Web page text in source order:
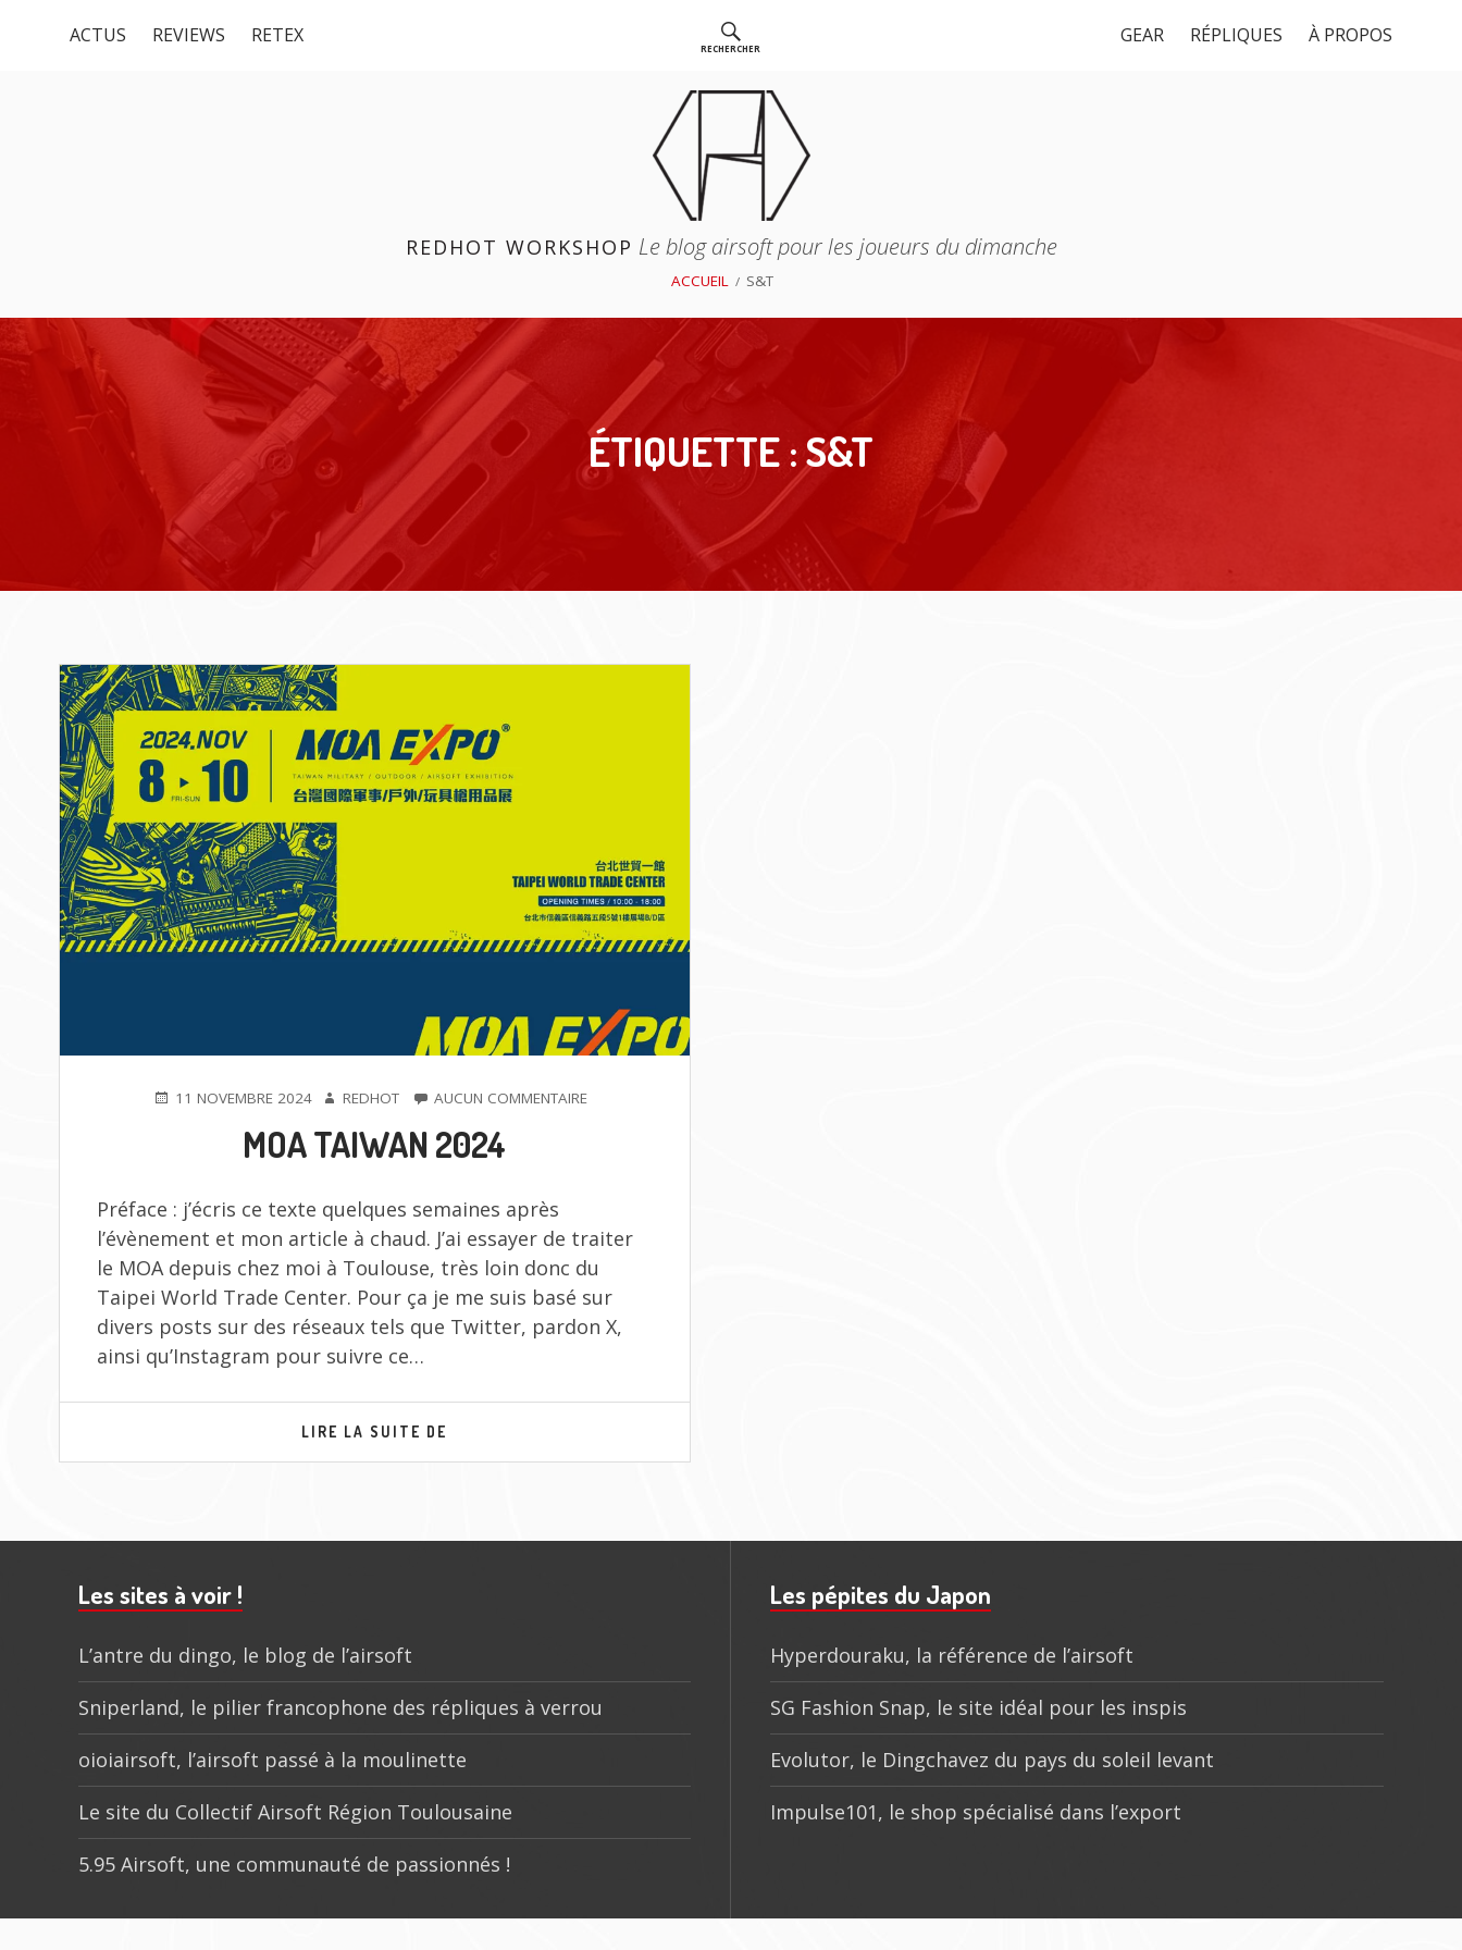
RECHERCHER
MenuACTUS REVIEWS RETEX GEAR RÉPLIQUES À PROPOS
REDHOT WORKSHOP Le blog airsoft pour les joueurs du dimanche
D'ARIANE
ACCUEIL S&T
ÉTIQUETTE :S&T
PUBLIÉ11 NOVEMBRE 2024 AUTEUR
REDHOT AUCUN COMMENTAIRESUR
MOA TAIWAN 2024
Préface : j’écris ce texte quelques semaines après
l’évènement et mon article à chaud. J’ai essayer de traiter
le MOA depuis chez moi à Toulouse, très loin donc du
Taipei World Trade Center. Pour ça je me suis basé sur
divers posts sur des réseaux tels que Twitter, pardon X,
ainsi qu’Instagram pour suivre ce…
LIRE LA SUITE DE
subsidiaire
Les sites à voir !
L’antre du dingo, le blog de l’airsoft
Sniperland, le pilier francophone des répliques à verrou
oioiairsoft, l’airsoft passé à la moulinette
Le site du Collectif Airsoft Région Toulousaine
5.95 Airsoft, une communauté de passionnés !
Les pépites du Japon
Hyperdouraku, la référence de l’airsoft
SG Fashion Snap, le site idéal pour les inspis
Evolutor, le Dingchavez du pays du soleil levant
Impulse101, le shop spécialisé dans l’export